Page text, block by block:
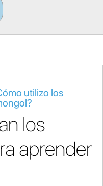
utilizo los
los
aprender